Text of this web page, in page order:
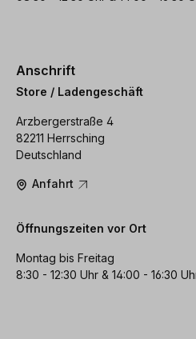
Anschrift
Store / Ladengeschäft
Arzbergerstraße 4
82211 Herrsching
Deutschland
Anfahrt
Öffnungszeiten vor Ort
Montag bis Freitag
8:30 - 12:30 Uhr & 14:00 - 16:30